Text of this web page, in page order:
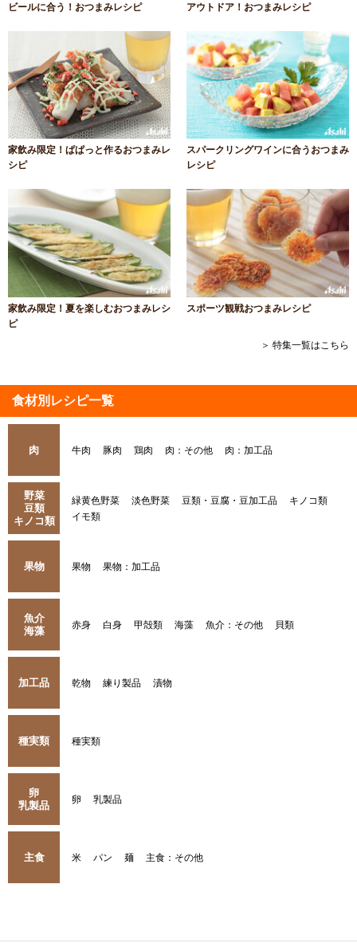
ビールに合う！おつまみレシピ アウトドア！おつまみレシピ
家飲み限定！ぱぱっと作るおつまみレ
シピ
スパークリングワインに合うおつまみ
レシピ
家飲み限定！夏を楽しむおつまみレシ
ピ
スポーツ観戦おつまみレシピ
＞ 特集一覧はこちら
食材別レシピ一覧
肉 牛肉 豚肉 鶏肉 肉：その他 肉：加工品
野菜
豆類
キノコ類
緑黄色野菜 淡色野菜 豆類・豆腐・豆加工品
キノコ類
イモ類
果物 果物 果物：加工品
魚介
海藻
赤身 白身 甲殻類 海藻 魚介：その他 貝類
加工品 乾物 練り製品 漬物
種実類 種実類
卵
乳製品
卵 乳製品
主食 米 パン 麺 主食：その他